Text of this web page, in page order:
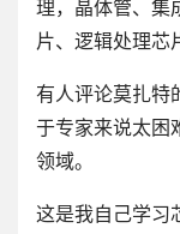
理，晶体管、集
片、逻辑处理芯
有人评论莫扎特
于专家来说太困
领域。
这是我自己学习